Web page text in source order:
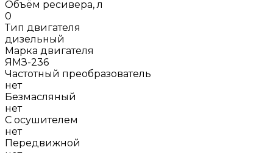
Объём ресивера, л
0
Тип двигателя
дизельный
Марка двигателя
ЯМЗ-236
Частотный преобразователь
нет
Безмасляный
нет
С осушителем
нет
Передвижной